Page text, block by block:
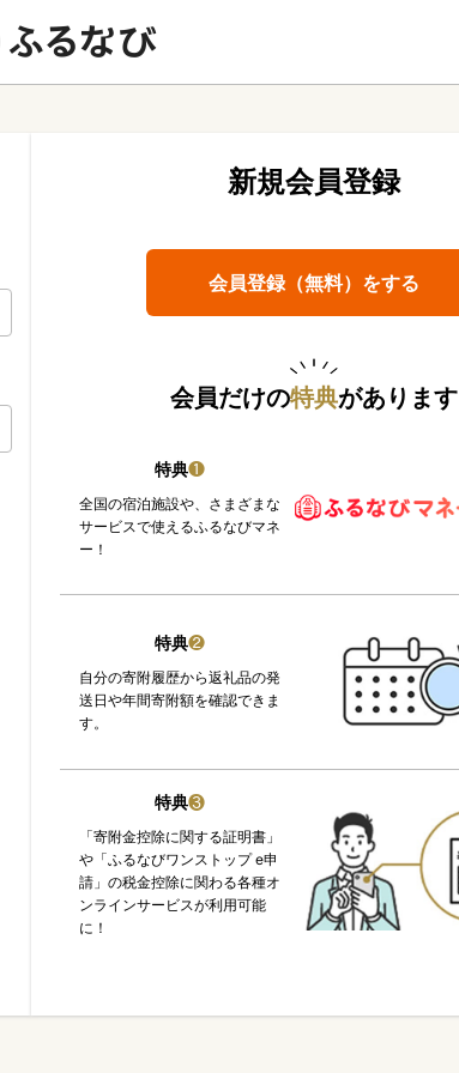
新規会員登録
会員登録（無料）をする
会員だけの特典があります
特典❶
全国の宿泊施設や、さまざまな
サービスで使えるふるなびマネ
ー！
特典❷
自分の寄附履歴から返礼品の発
送日や年間寄附額を確認できま
す。
特典❸
「寄附金控除に関する証明書」
や「ふるなびワンストップ e申
請」の税金控除に関わる各種オ
ンラインサービスが利用可能
に！